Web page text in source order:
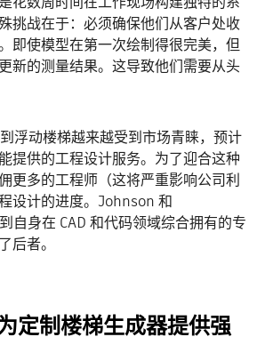
挑战在于：必须确保他们从客户处收
即使模型在第一次绘制得很完美，但
新的测量结果。这导致他们需要从头
浮动楼梯越来越受到市场青睐，预计
提供的工程设计服务。为了迎合这种
更多的工程师（这将严重影响公司利
设计的进度。Johnson 和
自身在 CAD 和代码领域综合拥有的专
后者。
定制楼梯生成器提供强